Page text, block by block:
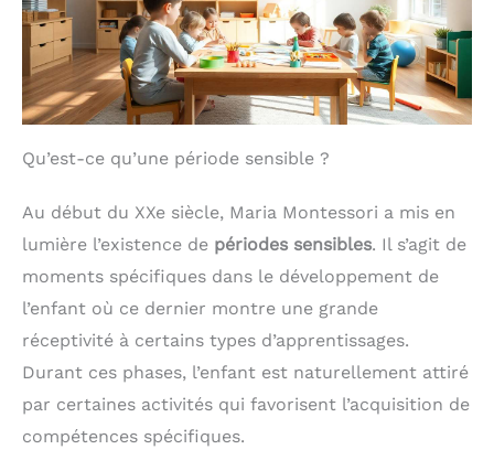
Qu’est-ce qu’une période sensible ?
Au début du XXe siècle, Maria Montessori a mis en
lumière l’existence de périodes sensibles. Il s’agit de
moments spécifiques dans le développement de
l’enfant où ce dernier montre une grande
réceptivité à certains types d’apprentissages.
Durant ces phases, l’enfant est naturellement attiré
par certaines activités qui favorisent l’acquisition de
compétences spécifiques.